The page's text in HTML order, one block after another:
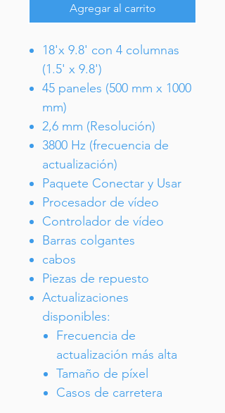
Agregar al carrito
18'x 9.8' con 4 columnas
(1.5' x 9.8')
45 paneles (500 mm x 1000
mm)
2,6 mm (Resolución)
3800 Hz (frecuencia de
actualización)
Paquete Conectar y Usar
Procesador de vídeo
Controlador de vídeo
Barras colgantes
cabos
Piezas de repuesto
Actualizaciones
disponibles:
Frecuencia de
actualización más alta
Tamaño de píxel
Casos de carretera